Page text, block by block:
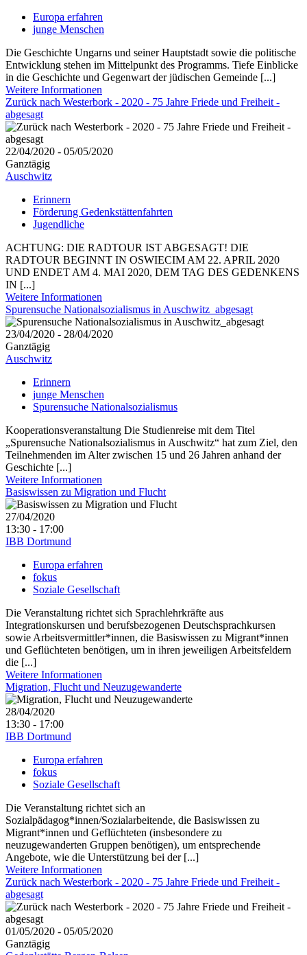
Europa erfahren
junge Menschen
Die Geschichte Ungarns und seiner Hauptstadt sowie die politische
Entwicklung stehen im Mittelpunkt des Programms. Tiefe Einblicke
in die Geschichte und Gegenwart der jüdischen Gemeinde [...]
Weitere Informationen
Zurück nach Westerbork - 2020 - 75 Jahre Friede und Freiheit -
abgesagt
22/04/2020 - 05/05/2020
Ganztägig
Auschwitz
Erinnern
Förderung Gedenkstättenfahrten
Jugendliche
ACHTUNG: DIE RADTOUR IST ABGESAGT! DIE
RADTOUR BEGINNT IN OSWIECIM AM 22. APRIL 2020
UND ENDET AM 4. MAI 2020, DEM TAG DES GEDENKENS
IN [...]
Weitere Informationen
Spurensuche Nationalsozialismus in Auschwitz_abgesagt
23/04/2020 - 28/04/2020
Ganztägig
Auschwitz
Erinnern
junge Menschen
Spurensuche Nationalsozialismus
Kooperationsveranstaltung Die Studienreise mit dem Titel
„Spurensuche Nationalsozialismus in Auschwitz“ hat zum Ziel, den
Teilnehmenden im Alter zwischen 15 und 26 Jahren anhand der
Geschichte [...]
Weitere Informationen
Basiswissen zu Migration und Flucht
27/04/2020
13:30 - 17:00
IBB Dortmund
Europa erfahren
fokus
Soziale Gesellschaft
Die Veranstaltung richtet sich Sprachlehrkräfte aus
Integrationskursen und berufsbezogenen Deutschsprachkursen
sowie Arbeitsvermittler*innen, die Basiswissen zu Migrant*innen
und Geflüchteten benötigen, um in ihren jeweiligen Arbeitsfeldern
die [...]
Weitere Informationen
Migration, Flucht und Neuzugewanderte
28/04/2020
13:30 - 17:00
IBB Dortmund
Europa erfahren
fokus
Soziale Gesellschaft
Die Veranstaltung richtet sich an
Sozialpädagog*innen/Sozialarbeitende, die Basiswissen zu
Migrant*innen und Geflüchteten (insbesondere zu
neuzugewanderten Gruppen benötigen), um entsprechende
Angebote, wie die Unterstützung bei der [...]
Weitere Informationen
Zurück nach Westerbork - 2020 - 75 Jahre Friede und Freiheit -
abgesagt
01/05/2020 - 05/05/2020
Ganztägig